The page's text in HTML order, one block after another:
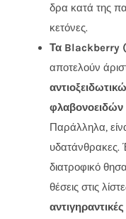
δρα κατά της
κετόνες.
Τα Blackberry
αποτελούν
φλαβονοειδών
Παράλληλα,
υδατάνθρακες.
διατροφικό
θέσεις στις
αντιγηραντικές